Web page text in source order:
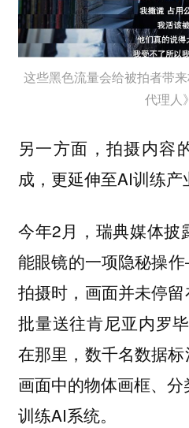
这些黑色流量会给被拍者带
代理人
另一方面，拍摄内容
成，更延伸至AI训练产
今年2月，瑞典媒体披
能眼镜的一项隐秘操
拍摄时，画面并未停
批量送往肯尼亚内罗
在那里，数千名数据
画面中的物体画框、
训练AI系统。